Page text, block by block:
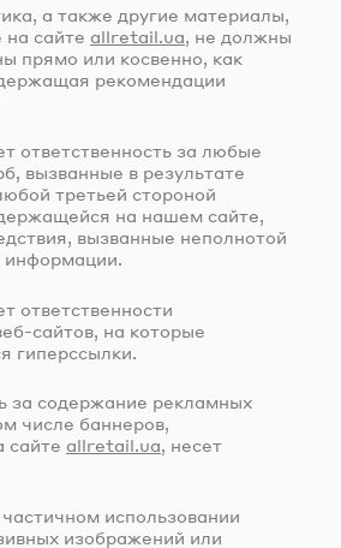
а также другие материалы,
на сайте allretail.ua, не должны
прямо или косвенно, как
рекомендации
ответственность за любые
вызванные в результате
третьей стороной
на нашем сайте,
вызванные неполнотой
информации.
ответственности
сайтов , на которые
гиперссылки.
за содержание рекламных
числе баннеров,
сайте allretail.ua, несет
использовании
изображений или